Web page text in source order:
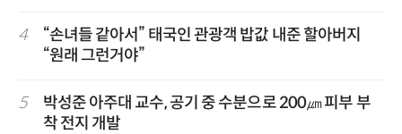
4
“손녀들 같아서” 태국인 관광객 밥값 내준 할아버지
“원래 그런거야”
5
박성준 아주대 교수, 공기 중 수분으로 200㎛ 피부 부
착 전지 개발